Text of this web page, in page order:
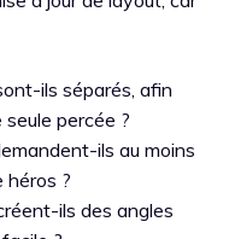
ils séparés, afin
percée ?
ils au moins
héros ?
ils des angles